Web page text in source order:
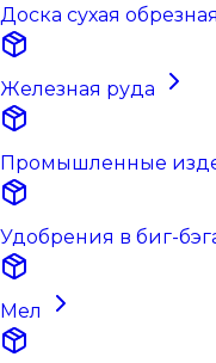
Доска сухая обрезная
Железная руда
Промышленные
Удобрения в биг-
Мел